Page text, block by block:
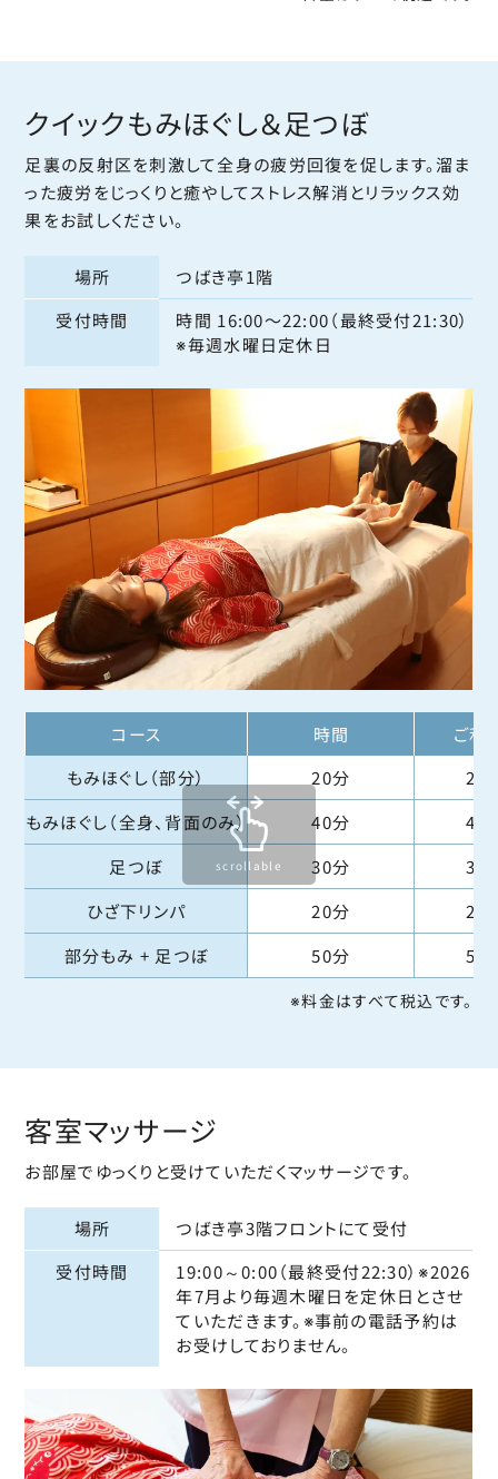
クイックもみほぐし＆足つぼ
足裏の反射区を刺激して全身の疲労回復を促します。溜ま
った疲労をじっくりと癒やしてストレス解消とリラックス効
果をお試しください。
場所
つばき亭1階
受付時間
時間 16:00〜22:00（最終受付21:30）
※毎週水曜日定休日
コース 時間
ご利
もみほぐし（部分）
20分
もみほぐし（全身、背面のみ）
40分
足つぼ
30分
ひざ下リンパ
20分
部分もみ + 足つぼ
50分
scrollable
※料金はすべて税込です。
客室マッサージ
お部屋でゆっくりと受けていただくマッサージです。
場所
つばき亭3階フロントにて受付
受付時間
19:00～0:00（最終受付22:30）※2026
年7月より毎週木曜日を定休日とさせ
ていただきます。※事前の電話予約は
お受けしておりません。